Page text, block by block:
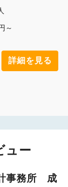
～
詳細を見る
ュー
事務所 成